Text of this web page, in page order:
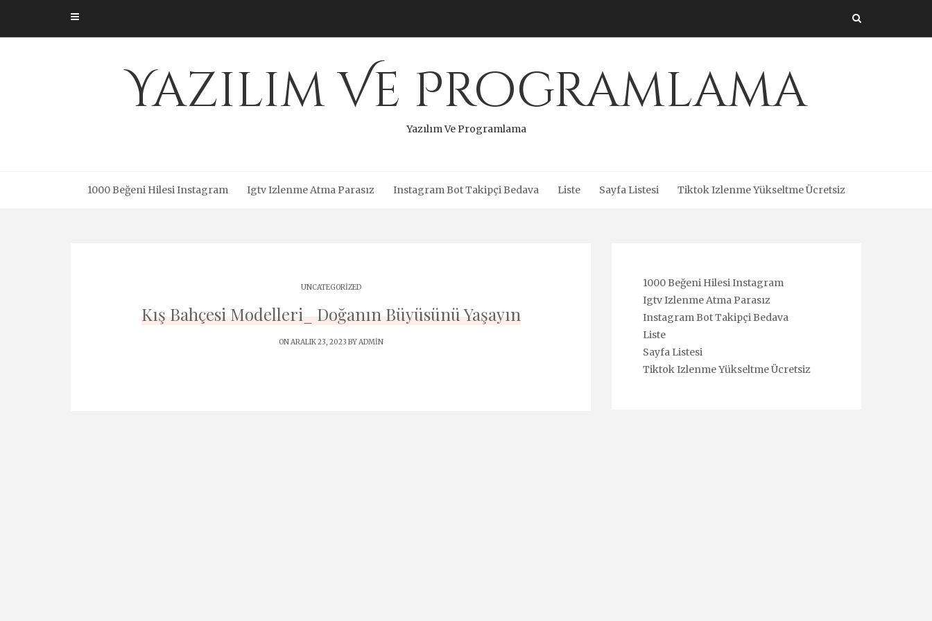
content
Yazılım Ve Programlama
Yazılım Ve Programlama
1000 Beğeni Hilesi Instagram Igtv Izlenme Atma Parasız Instagram Bot Takipçi Bedava Liste Sayfa Listesi Tiktok Izlenme Yükseltme Ücretsiz
UNCATEGORIZED
Kış Bahçesi Modelleri_ Doğanın Büyüsünü Yaşayın
ON ARALIK 23, 2023 BYADMIN
1000 Beğeni Hilesi Instagram
Igtv Izlenme Atma Parasız
Instagram Bot Takipçi Bedava
Liste
Sayfa Listesi
Tiktok Izlenme Yükseltme Ücretsiz